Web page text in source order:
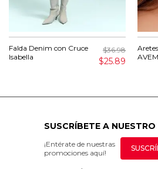
Falda Denim con Cruce
Isabella
$36.98
$25.89
SUSCRÍBETE A
¡Entérate de nuestras
promociones aquí!